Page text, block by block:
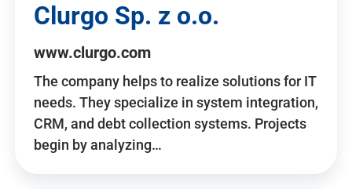
Clurgo Sp. z o.o.
www.clurgo.com
The company helps to realize solutions for IT
needs. They specialize in system integration,
CRM, and debt collection systems. Projects
begin by analyzing…